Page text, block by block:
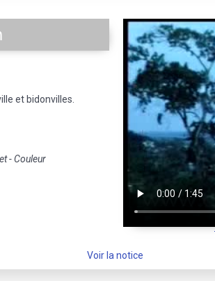
et bidonvilles.
- Couleur
Voir la notice